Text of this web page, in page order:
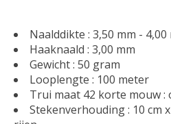
Naalddikte : 3,50 mm - 4,00
Haaknaald : 3,00 mm
Gewicht : 50 gram
Looplengte : 100 meter
Trui maat 42 korte mouw :
Stekenverhouding : 10 cm